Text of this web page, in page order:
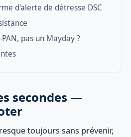
d'alerte de détresse DSC
pas un Mayday ?
secondes —
toujours sans prévenir,